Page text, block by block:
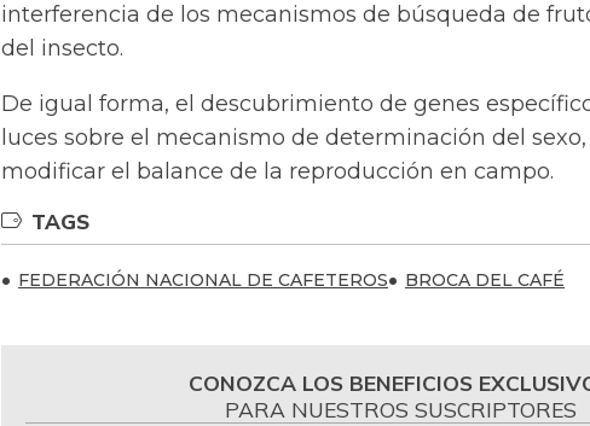
interferencia de los mecanismos de búsqueda de
del insecto.
De igual forma, el descubrimiento de genes
luces sobre el mecanismo de determinación del
modificar el balance de la reproducción en campo.
TAGS
FEDERACIÓN NACIONAL DE CAFETEROS BROCA DEL CAFÉ
CONOZCA LOS BENEFICIOS
PARA NUESTROS SUSCRIPTORES